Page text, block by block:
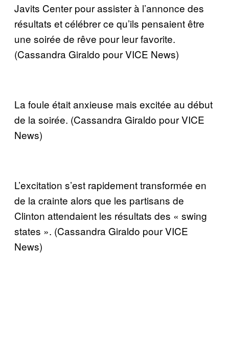
Javits Center pour assister à l’annonce des
résultats et célébrer ce qu’ils pensaient être
une soirée de rêve pour leur favorite.
(Cassandra Giraldo pour VICE News)
La foule était anxieuse mais excitée au début
de la soirée. (Cassandra Giraldo pour VICE
News)
L’excitation s’est rapidement transformée en
de la crainte alors que les partisans de
Clinton attendaient les résultats des « swing
states ». (Cassandra Giraldo pour VICE
News)